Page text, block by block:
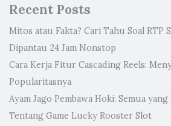
Recent Posts
Mitos atau Fakta? Cari Tahu Soal RTP
Dipantau 24 Jam Nonstop
Cara Kerja Fitur Cascading Reels:
Popularitasnya
Ayam Jago Pembawa Hoki: Semua
Tentang Game Lucky Rooster Slot